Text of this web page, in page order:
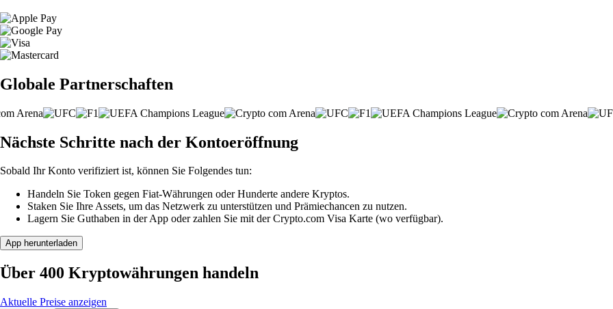
Globale Partnerschaften
Nächste Schritte nach der Kontoeröffnung
Sobald Ihr Konto verifiziert ist, können Sie Folgendes tun:
Handeln Sie Token gegen Fiat-Währungen oder Hunderte andere Kryptos.
Staken Sie Ihre Assets, um das Netzwerk zu unterstützen und Prämiechancen zu nutzen.
Lagern Sie Guthaben in der App oder zahlen Sie mit der Crypto.com Visa Karte (wo verfügbar).
App herunterladen
Über 400 Kryptowährungen handeln
Aktuelle Preise anzeigen